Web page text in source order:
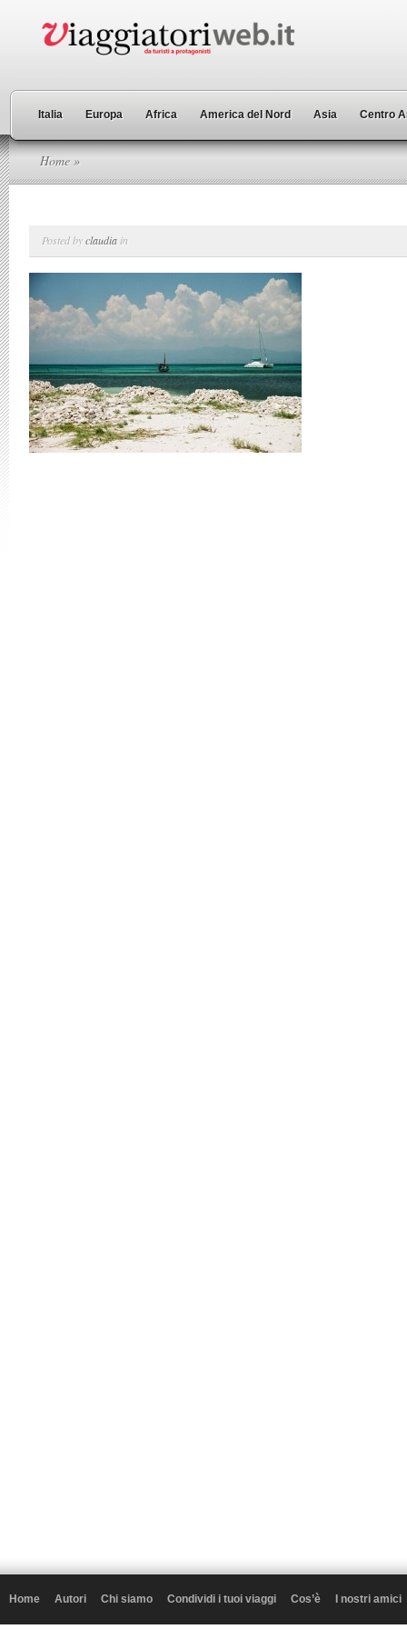
Italia Europa Africa America del Nord Asia Centro
Home »
Posted byclaudia in
Home Autori Chi siamo Condividi i tuoi viaggi Cos’è I nostri amici